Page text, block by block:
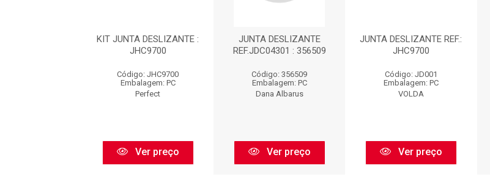
KIT JUNTA DESLIZANTE :
JHC9700
Código: JHC9700
Embalagem: PC
Perfect
Ver preço
JUNTA DESLIZANTE
REF.JDC04301 : 356509
Código: 356509
Embalagem: PC
Dana Albarus
Ver preço
JUNTA DESLIZANTE REF.:
JHC9700
Código: JD001
Embalagem: PC
VOLDA
Ver preço